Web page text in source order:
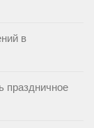
в
праздничное